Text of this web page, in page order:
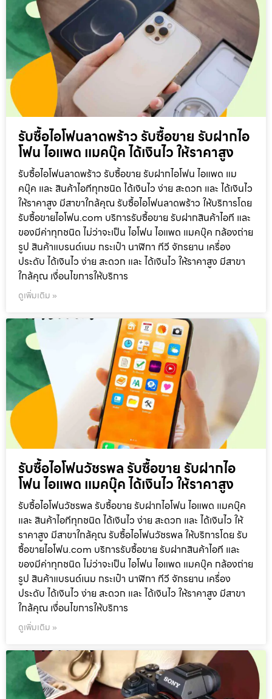
รับซื้อไอโฟนลาดพร้าว รับซื้อขาย รับฝากไอ
โฟน ไอแพด แมคบุ๊ค ได้เงินไว ให้ราคาสูง
รับซื้อไอโฟนลาดพร้าว รับซื้อขาย รับฝากไอโฟน ไอแพด แม
คบุ๊ค และ สินค้าไอทีทุกชนิด ได้เงินไว ง่าย สะดวก และ ได้เงินไว
ให้ราคาสูง มีสาขาใกล้คุณ รับซื้อไอโฟนลาดพร้าว ให้บริการโดย
รับซื้อขายไอโฟน.com บริการรับซื้อขาย รับฝากสินค้าไอที และ
ของมีค่าทุกชนิด ไม่ว่าจะเป็น ไอโฟน ไอแพด แมคบุ๊ค กล้องถ่าย
รูป สินค้าแบรนด์เนม กระเป๋า นาฬิกา ทีวี จักรยาน เครื่อง
ประดับ ได้เงินไว ง่าย สะดวก และ ได้เงินไว ให้ราคาสูง มีสาขา
ใกล้คุณ เงื่อนไขการให้บริการ
ดูเพิ่มเติม »
รับซื้อไอโฟนวัชรพล รับซื้อขาย รับฝากไอ
โฟน ไอแพด แมคบุ๊ค ได้เงินไว ให้ราคาสูง
รับซื้อไอโฟนวัชรพล รับซื้อขาย รับฝากไอโฟน ไอแพด แมคบุ๊ค
และ สินค้าไอทีทุกชนิด ได้เงินไว ง่าย สะดวก และ ได้เงินไว ให้
ราคาสูง มีสาขาใกล้คุณ รับซื้อไอโฟนวัชรพล ให้บริการโดย รับ
ซื้อขายไอโฟน.com บริการรับซื้อขาย รับฝากสินค้าไอที และ
ของมีค่าทุกชนิด ไม่ว่าจะเป็น ไอโฟน ไอแพด แมคบุ๊ค กล้องถ่าย
รูป สินค้าแบรนด์เนม กระเป๋า นาฬิกา ทีวี จักรยาน เครื่อง
ประดับ ได้เงินไว ง่าย สะดวก และ ได้เงินไว ให้ราคาสูง มีสาขา
ใกล้คุณ เงื่อนไขการให้บริการ
ดูเพิ่มเติม »